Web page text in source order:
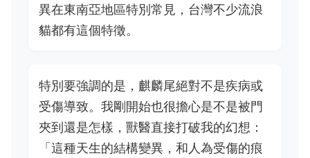
異在東南亞地區特別常見，台灣不少流浪
貓都有這個特徵。
特別要強調的是，麒麟尾絕對不是疾病或
受傷導致。我剛開始也很擔心是不是被門
夾到還是怎樣，獸醫直接打破我的幻想：
「這種天生的結構變異，和人為受傷的痕